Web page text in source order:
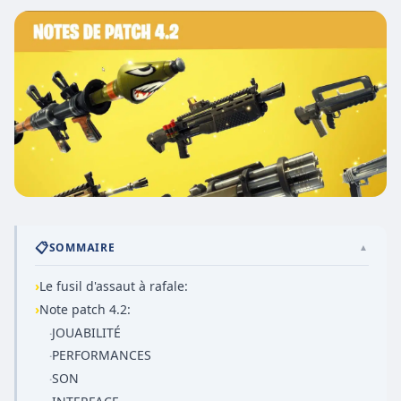
📋SOMMAIRE ▲
›Le fusil d'assaut à rafale:
›Note patch 4.2:
·JOUABILITÉ
·PERFORMANCES
·SON